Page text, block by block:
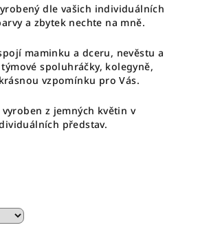
dle vašich individuálních
a zbytek nechte na mně.
maminku a dceru, nevěstu a
spoluhráčky, kolegyně,
vzpomínku pro Vás.
z jemných květin v
představ.